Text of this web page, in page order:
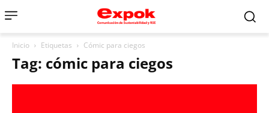
Inicio Etiquetas Cómic para ciegos
Tag: cómic para ciegos